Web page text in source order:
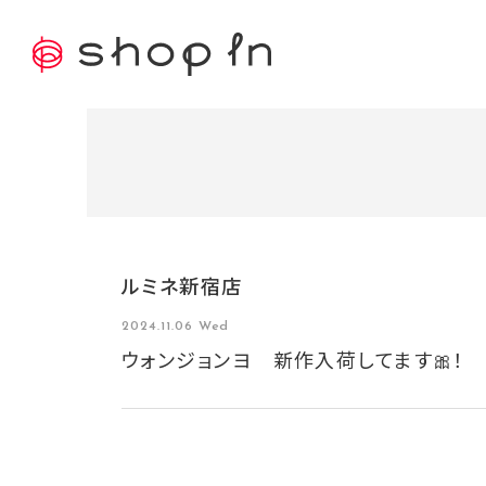
ルミネ新宿店
2024.11.06 Wed
ウォンジョンヨ 新作入荷してます🎀！